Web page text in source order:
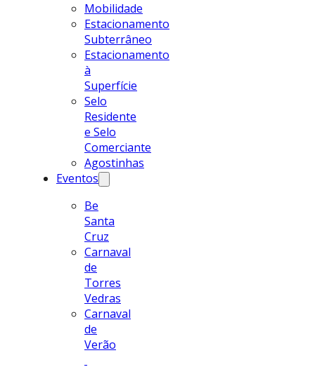
Mobilidade
Estacionamento
Subterrâneo
Estacionamento
à
Superfície
Selo
Residente
e Selo
Comerciante
Agostinhas
Eventos
Be
Santa
Cruz
Carnaval
de
Torres
Vedras
Carnaval
de
Verão